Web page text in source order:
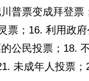
普票变成拜登票
票；16. 利用政
公民投票；18.
未成年人投票